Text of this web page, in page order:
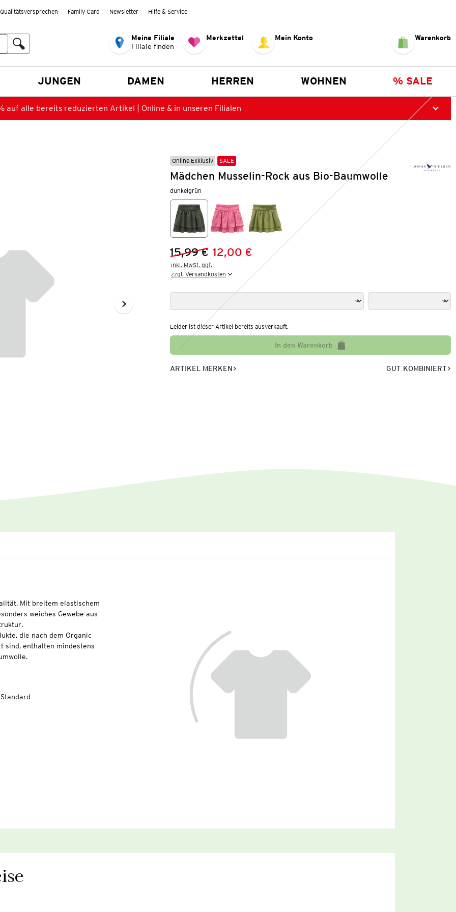
Qualitätsversprechen Family Card Newsletter Hilfe & Service
Meine Filiale
Filiale finden
Merkzettel Mein Konto Warenkorb
JUNGEN DAMEN HERREN WOHNEN % SALE
auf alle bereits reduzierten Artikel | Online & in unseren Filialen
Online Exklusiv SALE
Mädchen Musselin-Rock aus Bio-Baumwolle
dunkelgrün
Vorheriger Preis:
15,99 €
Neuer Preis:12,00 €
inkl. MwSt. ggf.
zzgl. Versandkosten
Leider ist dieser Artikel bereits ausverkauft.
In den Warenkorb
ARTIKEL MERKEN GUT KOMBINIERT
Mit breitem elastischem
weiches Gewebe aus
die nach dem Organic
sind, enthalten mindestens